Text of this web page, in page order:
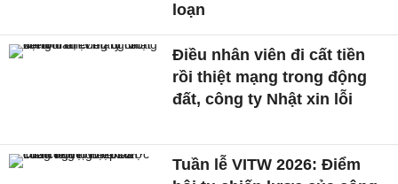
loạn
Điều nhân viên đi cất tiền
rồi thiệt mạng trong động
đất, công ty Nhật xin lỗi
Tuần lễ VITW 2026: Điểm